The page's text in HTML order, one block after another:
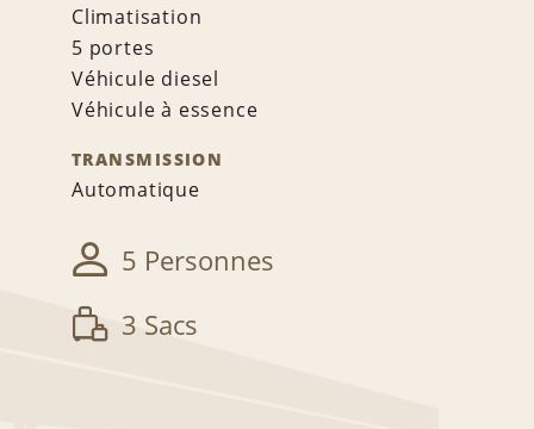
Climatisation
5 portes
Véhicule diesel
Véhicule à essence
TRANSMISSION
Automatique
5 Personnes
3 Sacs